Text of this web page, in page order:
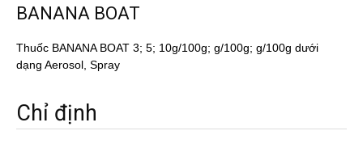
BANANA BOAT
Thuốc BANANA BOAT 3; 5; 10g/100g; g/100g; g/100g dưới
dạng Aerosol, Spray
Chỉ định